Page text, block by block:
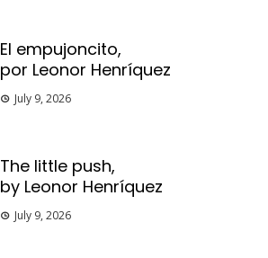
El empujoncito,
por Leonor Henríquez
July 9, 2026
The little push,
by Leonor Henríquez
July 9, 2026